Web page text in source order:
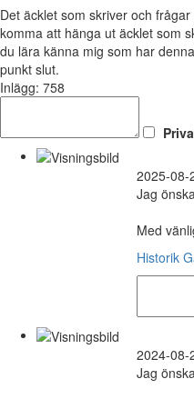
Det äcklet som skriver och
komma att hänga ut äcklet som
du lära känna mig som har
punkt slut.
Inlägg: 758
2025-08-
Jag
Med
Historik
2024-08-
Jag